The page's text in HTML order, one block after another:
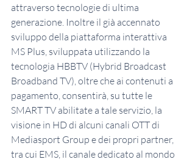
attraverso tecnologie di ultima
generazione. Inoltre il già accennato
sviluppo della piattaforma interattiva
MS Plus, sviluppata utilizzando la
tecnologia HBBTV (Hybrid Broadcast
Broadband TV), oltre che ai contenuti a
pagamento, consentirà, su tutte le
SMART TV abilitate a tale servizio, la
visione in HD di alcuni canali OTT di
Mediasport Group e dei propri partner,
tra cui EMS, il canale dedicato al mondo